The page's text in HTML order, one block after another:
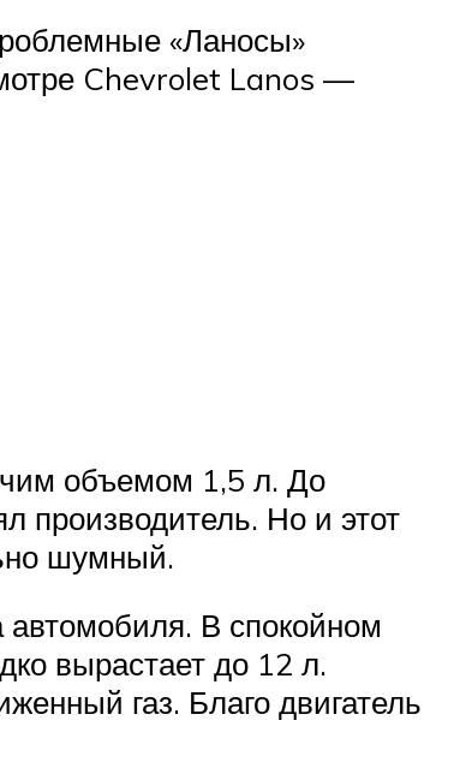
«Ланосы»
Chevrolet Lanos —
объемом 1,5 л. До
производитель. Но и этот
шумный.
автомобиля. В спокойном
вырастает до 12 л.
газ. Благо двигатель